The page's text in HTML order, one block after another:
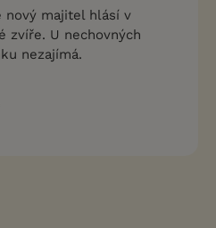
nový majitel hlásí v
zvíře. U nechovných
nezajímá.